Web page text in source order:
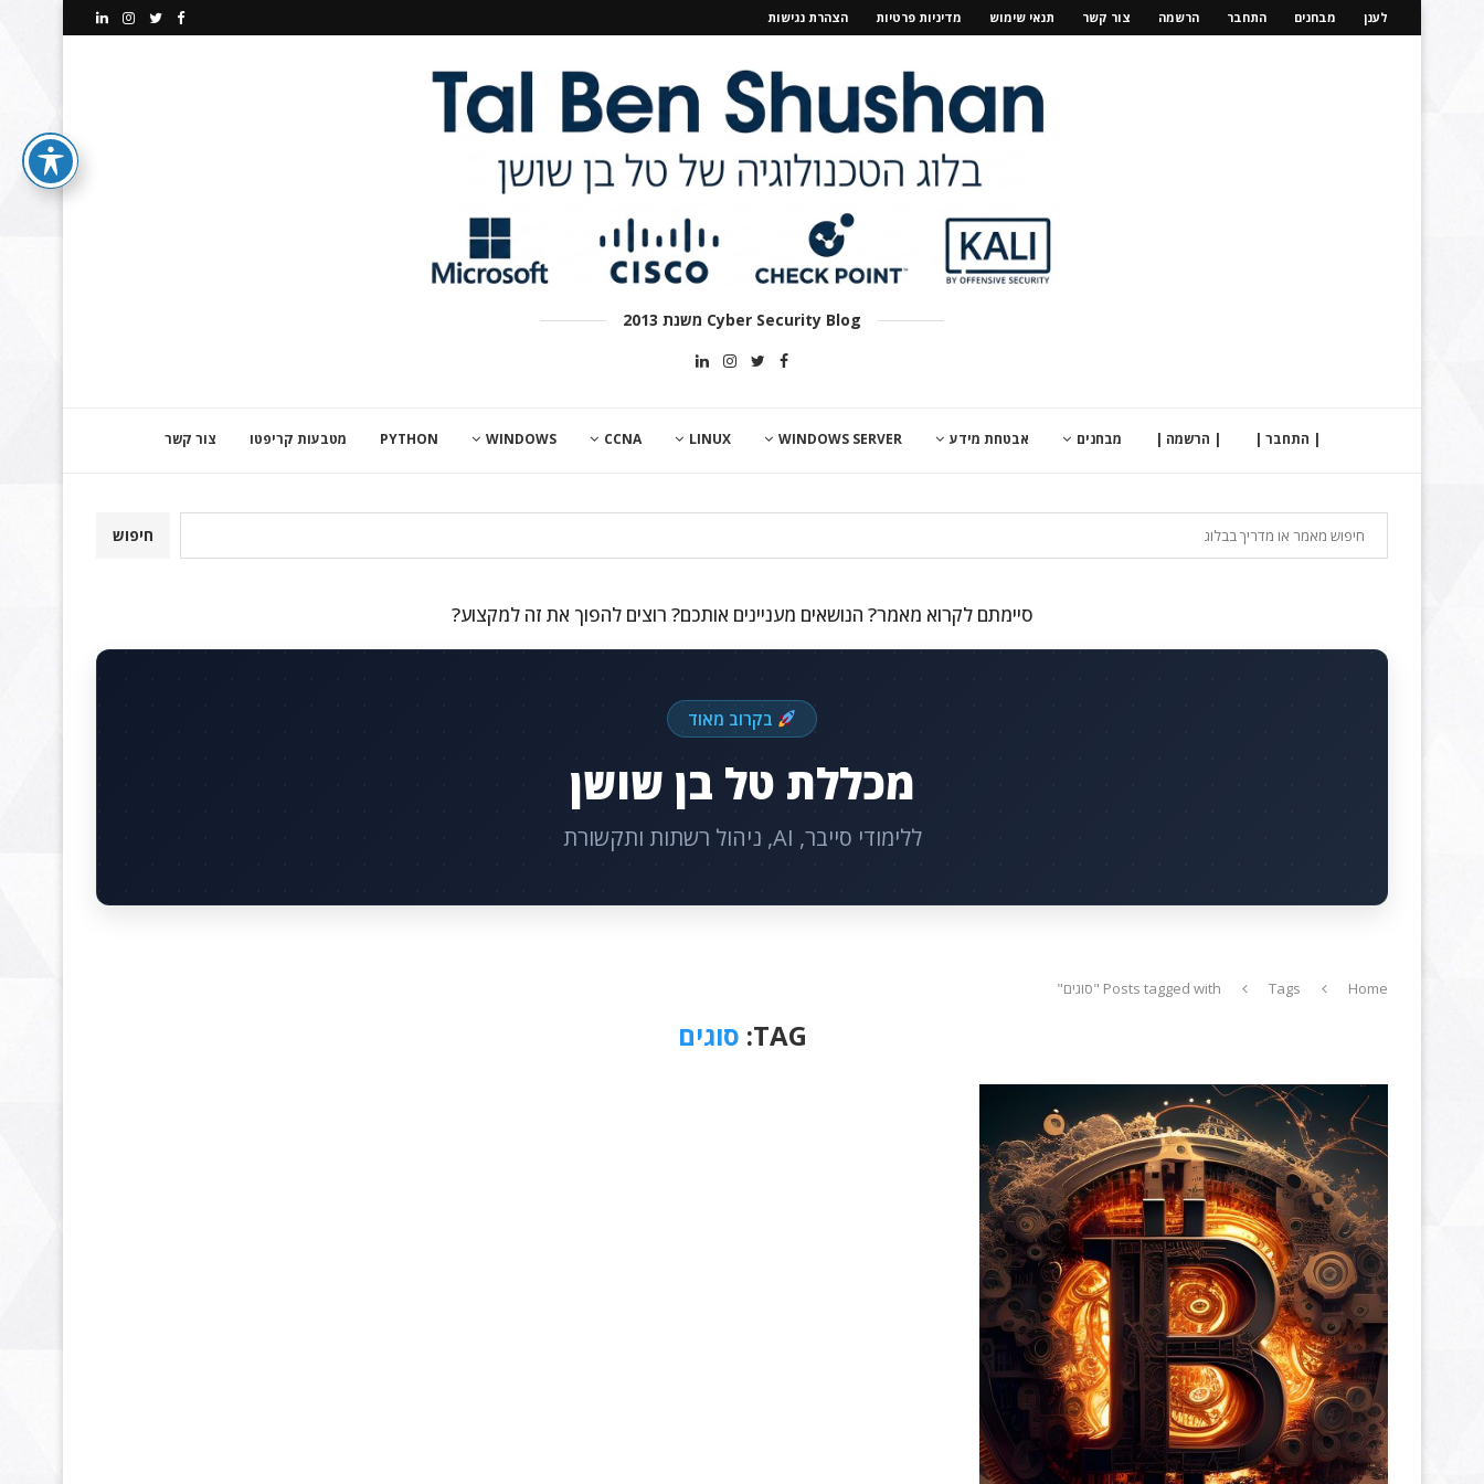
לענן מבחנים התחבר הרשמה צור קשר תנאי שימוש מדיניות פרטיות הצהרת נגישות
Cyber Security Blog משנת 2013
| התחבר | | הרשמה | מבחנים אבטחת מידע WINDOWS SERVER
LINUX
CCNA
WINDOWS
PYTHON מטבעות קריפטו צור קשר
חיפוש
סיימתם לקרוא מאמר? הנושאים מעניינים אותכם? רוצים להפוך את זה למקצוע?
בקרוב מאוד
מכללת טל בן שושן
ללימודי סייבר, AI, ניהול רשתות ותקשורת
Home
Tags Posts tagged with "סוגים"
TAG: סוגים